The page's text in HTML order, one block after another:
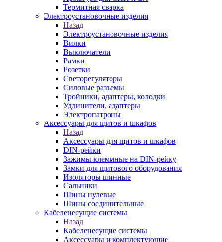
Термитная сварка
Электроустановочные изделия
Назад
Электроустановочные изделия
Вилки
Выключатели
Рамки
Розетки
Светорегуляторы
Силовые разъемы
Тройники, адаптеры, колодки
Удлинители, адаптеры
Электропатроны
Аксессуары для щитов и шкафов
Назад
Аксессуары для щитов и шкафов
DIN-рейки
Зажимы клеммные на DIN-рейку
Замки для щитового оборудования
Изоляторы шинные
Сальники
Шины нулевые
Шины соединительные
Кабеленесущие системы
Назад
Кабеленесущие системы
Аксессуары и комплектующие